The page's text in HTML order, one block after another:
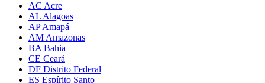
AC Acre
AL Alagoas
AP Amapá
AM Amazonas
BA Bahia
CE Ceará
DF Distrito Federal
ES Espírito Santo